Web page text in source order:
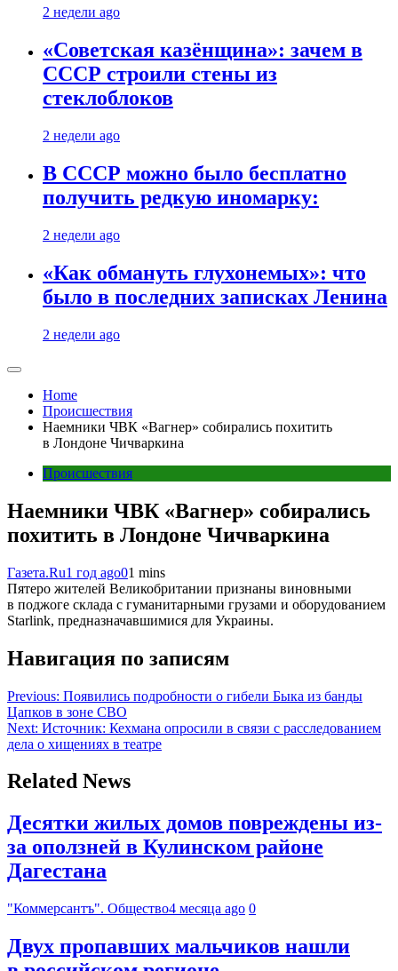
2 недели ago
«Советская казёнщина»: зачем в
СССР строили стены из
стеклоблоков
2 недели ago
В СССР можно было бесплатно
получить редкую иномарку:
2 недели ago
«Как обмануть глухонемых»: что
было в последних записках Ленина
2 недели ago
Home
Происшествия
Наемники ЧВК «Вагнер» собирались похитить
в Лондоне Чичваркина
Происшествия
Наемники ЧВК «Вагнер» собирались
похитить в Лондоне Чичваркина
Газета.Ru1 год ago01 mins
Пятеро жителей Великобритании признаны виновными
в поджоге склада с гуманитарными грузами и оборудованием
Starlink, предназначавшимися для Украины.
Навигация по записям
Previous: Появились подробности о гибели Быка из банды
Цапков в зоне СВО
Next: Источник: Кехмана опросили в связи с расследованием
дела о хищениях в театре
Related News
Десятки жилых домов повреждены из-
за оползней в Кулинском районе
Дагестана
"Коммерсантъ". Общество4 месяца ago 0
Двух пропавших мальчиков нашли